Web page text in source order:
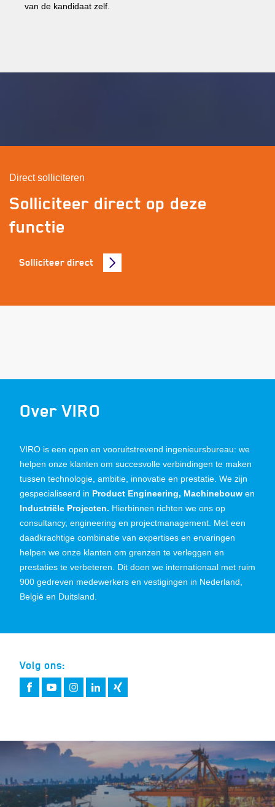
van de kandidaat zelf.
Direct solliciteren
Solliciteer direct op deze
functie
Solliciteer direct
Over VIRO
VIRO is een open en vooruitstrevend ingenieursbureau: we
helpen onze klanten om succesvolle verbindingen te maken
tussen technologie, ambitie, innovatie en prestatie. We zijn
gespecialiseerd in Product Engineering, Machinebouw en
Industriële Projecten. Hierbinnen richten we ons op
consultancy, engineering en projectmanagement. Met een
daadkrachtige combinatie van expertises en ervaringen
helpen we onze klanten om grenzen te verleggen en
prestaties te verbeteren. Dit doen we internationaal met ruim
900 gedreven medewerkers en vestigingen in Nederland,
België en Duitsland.
Volg ons: